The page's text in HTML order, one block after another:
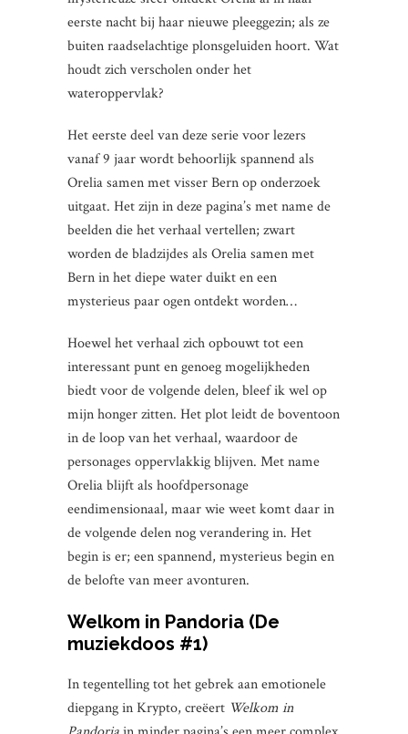
eerste nacht bij haar nieuwe pleeggezin; als ze
buiten raadselachtige plonsgeluiden hoort. Wat
houdt zich verscholen onder het
wateroppervlak?
Het eerste deel van deze serie voor lezers
vanaf 9 jaar wordt behoorlijk spannend als
Orelia samen met visser Bern op onderzoek
uitgaat. Het zijn in deze pagina’s met name de
beelden die het verhaal vertellen; zwart
worden de bladzijdes als Orelia samen met
Bern in het diepe water duikt en een
mysterieus paar ogen ontdekt worden…
Hoewel het verhaal zich opbouwt tot een
interessant punt en genoeg mogelijkheden
biedt voor de volgende delen, bleef ik wel op
mijn honger zitten. Het plot leidt de boventoon
in de loop van het verhaal, waardoor de
personages oppervlakkig blijven. Met name
Orelia blijft als hoofdpersonage
eendimensionaal, maar wie weet komt daar in
de volgende delen nog verandering in. Het
begin is er; een spannend, mysterieus begin en
de belofte van meer avonturen.
Welkom in Pandoria (De
muziekdoos #1)
In tegentelling tot het gebrek aan emotionele
diepgang in Krypto, creëert Welkom in